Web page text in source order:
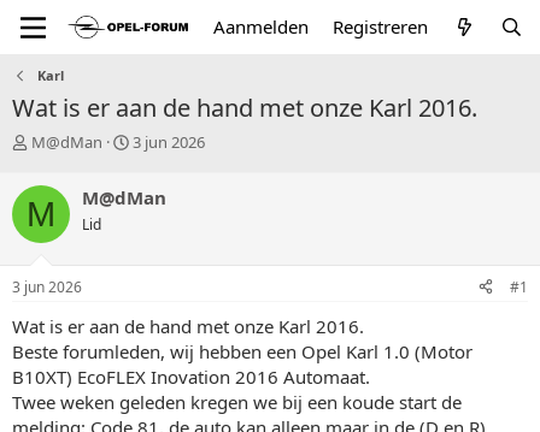
Aanmelden Registreren
Karl
Wat is er aan de hand met onze Karl 2016.
T
p
i
c
s
a
t
e
r
M@dMan
S
r
a
m
3 jun 2026
M M@dMan
Lid
3 jun 2026 #1
Wat is er aan de hand met onze Karl 2016.
Beste forumleden, wij hebben een Opel Karl 1.0 (Motor
B10XT) EcoFLEX Inovation 2016 Automaat.
Twee weken geleden kregen we bij een koude start de
melding: Code 81, de auto kan alleen maar in de (D en R)